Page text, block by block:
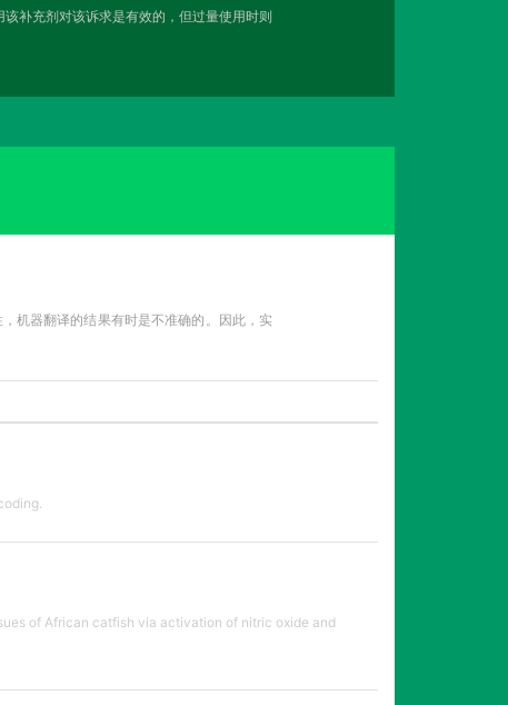
补充剂对该诉求是有效的，但过量使用时则
机器翻译的结果有时是不准确的。因此，实
of African catfish via activation of nitric oxide and